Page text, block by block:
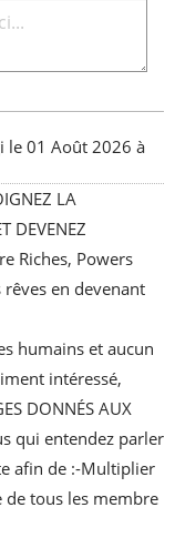
le 01 Août 2026 à
LA
DEVENEZ
Riches, Powers
en devenant
humains et aucun
intéressé,
DONNÉS AUX
qui entendez parler
afin de :-Multiplier
de tous les membre